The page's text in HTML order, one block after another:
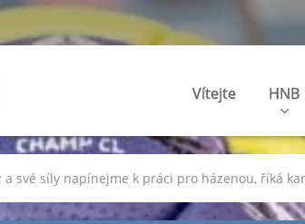
Vítejte HNB
své síly napínejme k práci pro házenou, říká